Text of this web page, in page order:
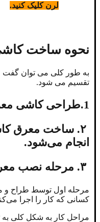
لرن کلیک کنید.
نحوه ساخت
به‌ طور کلی می توان
تقسیم می شود.
1.طراحی کاشی معرق
۲. ساخت معرق
انجام می‌شود.
مرحله اول توسط طراح و
کسانی که کار را اجرا
مراحل کار به شکل کلی به